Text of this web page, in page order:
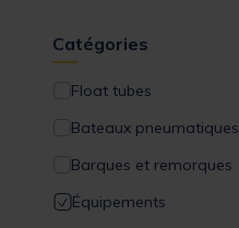
Catégories
Float tubes
Bateaux pneumatiques
Barques et remorques
Équipements